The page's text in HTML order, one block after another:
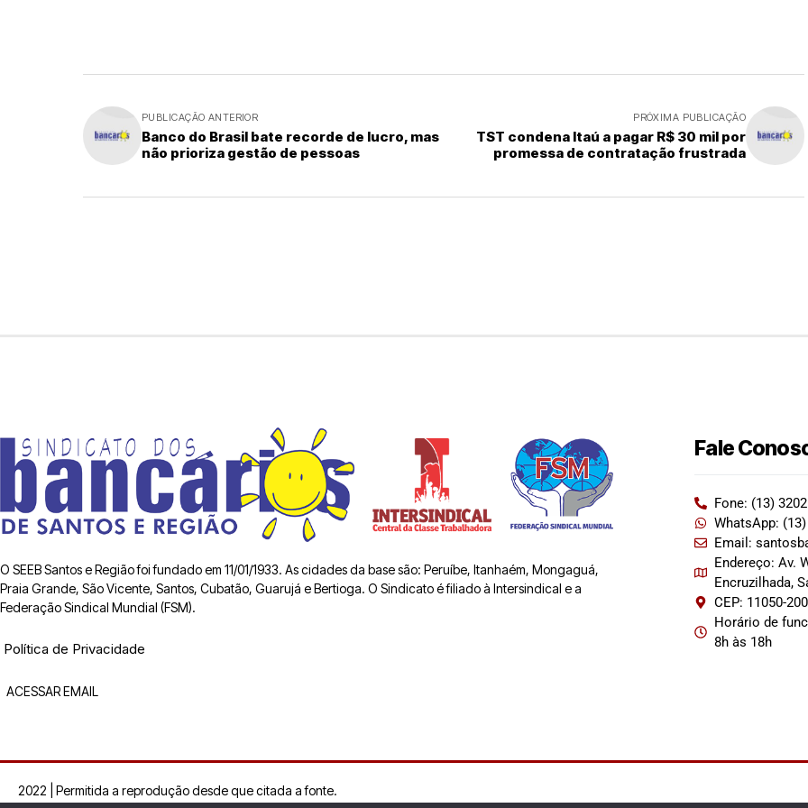
PUBLICAÇÃO ANTERIOR
Banco do Brasil bate recorde de lucro, mas
não prioriza gestão de pessoas
PRÓXIMA PUBLICAÇÃO
TST condena Itaú a pagar R$ 30 mil por
promessa de contratação frustrada
O SEEB Santos e Região foi fundado em 11/01/1933. As cidades da base são: Peruíbe, Itanhaém, Mongaguá,
Praia Grande, São Vicente, Santos, Cubatão, Guarujá e Bertioga. O Sindicato é filiado à Intersindical e a
Federação Sindical Mundial (FSM).
Política de Privacidade
ACESSAR EMAIL
Fale
Fone: (13)
WhatsApp:
Email:
Endereço: Av.
Encruzilhada,
CEP: 11050-200
Horário de
8h às 18h
2022 | Permitida a reprodução desde que citada a fonte.